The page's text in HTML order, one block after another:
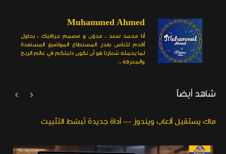
Muhammed Ahmed
أنا محمد سعد ، مدوّن و مصمم جرافيك ، بحاول
أقدم للناس بقدر المستطاع المواضيع المستفدة
لما يحمله شعارنا هو أن نكون دليلكم في عالم الربح
والمعرفة ..
شاهد أيضاً
ماك يستقبل ألعاب ويندوز — أداة جديدة تُبسّط التثبيت

